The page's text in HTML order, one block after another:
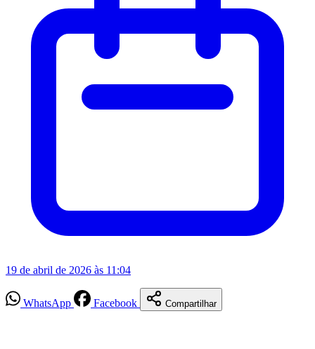
19 de abril de 2026 às 11:04
WhatsApp Facebook Compartilhar